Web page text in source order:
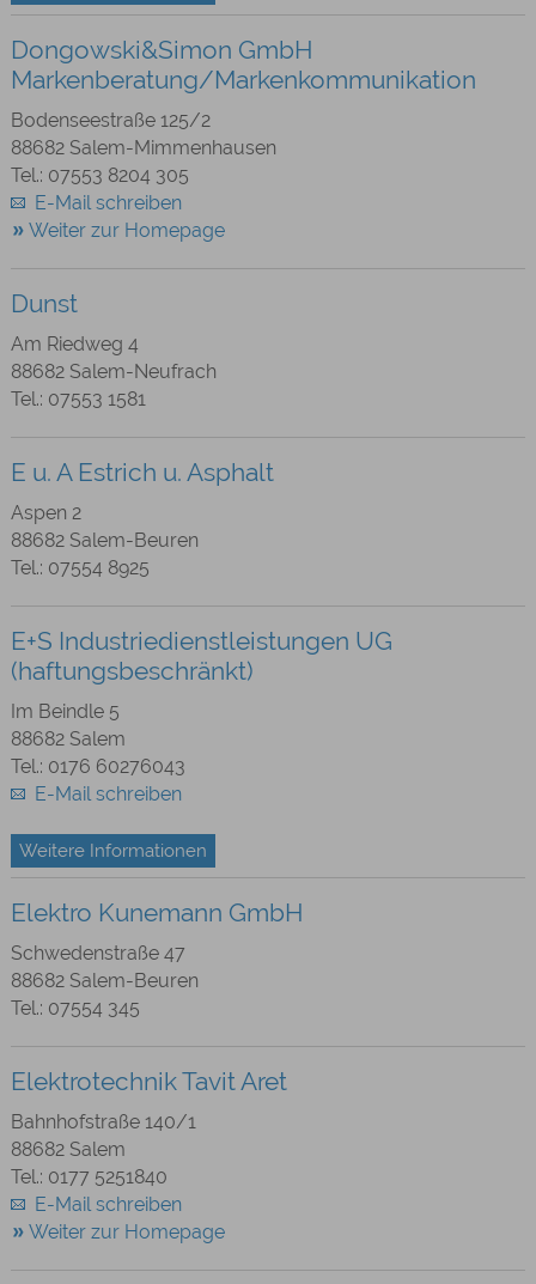
Dongowski&Simon GmbH
Markenberatung/Markenkommunikation
Bodenseestraße 125/2
88682 Salem-Mimmenhausen
Tel.: 07553 8204 305
E-Mail schreiben
Weiter zur Homepage
Dunst
Am Riedweg 4
88682 Salem-Neufrach
Tel.: 07553 1581
E u. A Estrich u. Asphalt
Aspen 2
88682 Salem-Beuren
Tel.: 07554 8925
E+S Industriedienstleistungen UG
(haftungsbeschränkt)
Im Beindle 5
88682 Salem
Tel.: 0176 60276043
E-Mail schreiben
Weitere Informationen
Elektro Kunemann GmbH
Schwedenstraße 47
88682 Salem-Beuren
Tel.: 07554 345
Elektrotechnik Tavit Aret
Bahnhofstraße 140/1
88682 Salem
Tel.: 0177 5251840
E-Mail schreiben
Weiter zur Homepage